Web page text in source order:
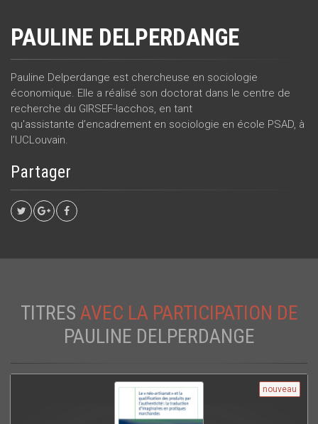
PAULINE DELPERDANGE
Pauline Delperdange est chercheuse en sociologie
économique. Elle a réalisé son doctorat dans le centre de
recherche du GIRSEF-Iacchos, en tant
qu'assistante d’encadrement en sociologie en école PSAD, à
l’UCLouvain.
Partager
TITRES AVEC LA PARTICIPATION DE
PAULINE DELPERDANGE
nouveau